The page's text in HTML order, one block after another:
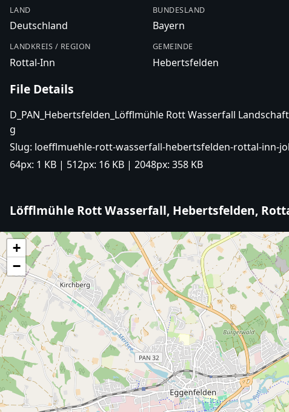
LAND
Deutschland
BUNDESLAND
Bayern
LANDKREIS / REGION
Rottal-Inn
GEMEINDE
Hebertsfelden
File Details
D_PAN_Hebertsfelden_Löfflmühle Rott Wasserfall
g
Slug: loefflmuehle-rott-wasserfall-hebertsfelden-rottal-inn-
64px: 1 KB | 512px: 16 KB | 2048px: 358 KB
Löfflmühle Rott Wasserfall, Hebertsfelden,
+
−